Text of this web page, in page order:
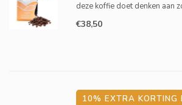
deze koffie doet denken aan
drinken proef je karamel,
koffie heeft een volle body en
€38,50
10% EXTRA KORTING